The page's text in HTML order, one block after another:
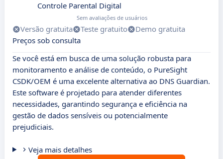
Controle Parental Digital
Sem avaliações de usuários
Versão gratuita Teste gratuito
Demo gratuita
Preços sob consulta
Se você está em busca de uma solução robusta para
monitoramento e análise de conteúdo, o PureSight
CSDK/OEM é uma excelente alternativa ao DNS Guardian.
Este software é projetado para atender diferentes
necessidades, garantindo segurança e eficiência na
gestão de dados sensíveis ou potencialmente
prejudiciais.
Veja mais detalhes